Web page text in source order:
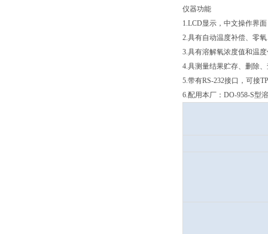
仪器功能
1.LCD显示，中文操作界面
2.具有自动温度补偿、零
3.具有溶解氧浓度值和温
4.具测量结果贮存、删除
5.带有RS-232接口，可接
6.配用本厂：DO-958-S型